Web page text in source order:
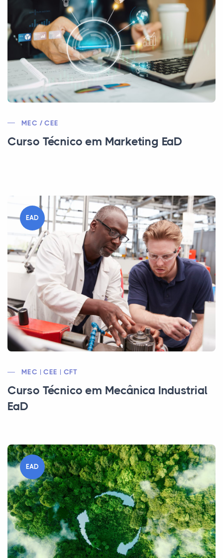
MEC / CEE
Curso Técnico em Marketing EaD
EAD
MEC | CEE | CFT
Curso Técnico em Mecânica Industrial
EaD
EAD